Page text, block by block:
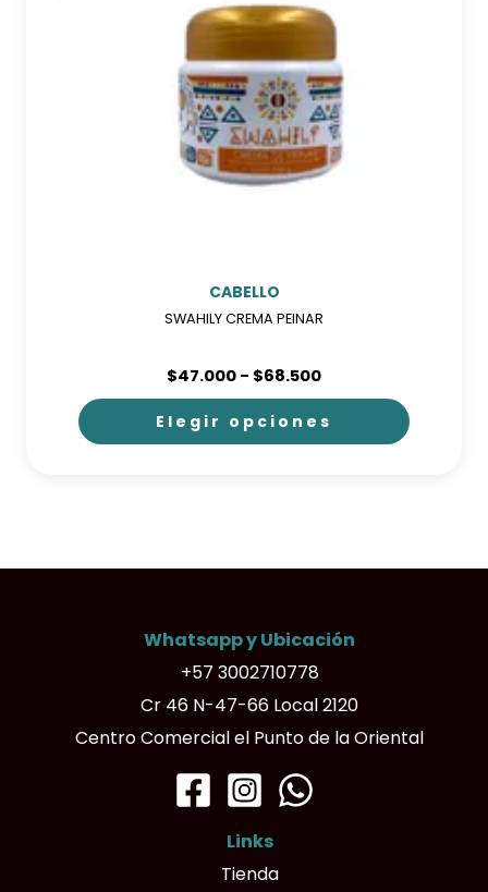
CABELLO
SWAHILY CREMA PEINAR
$47.000- $68.500Rango
de
precios:
Elegir opciones
opciones
en
página
de
Whatsapp y Ubicación
+57 3002710778
Cr 46 N-47-66 Local 2120
Centro Comercial el Punto de la Oriental
Links
Tienda